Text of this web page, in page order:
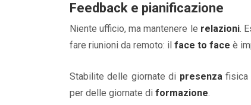
Feedback e pianificazione
Niente ufficio, ma mantenere le relazioni.
fare riunioni da remoto: il face to face è
Stabilite delle giornate di presenzafisica
per delle giornate di formazione.